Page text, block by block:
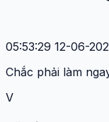
05:53:29 12-06-
Chắc phải làm
V